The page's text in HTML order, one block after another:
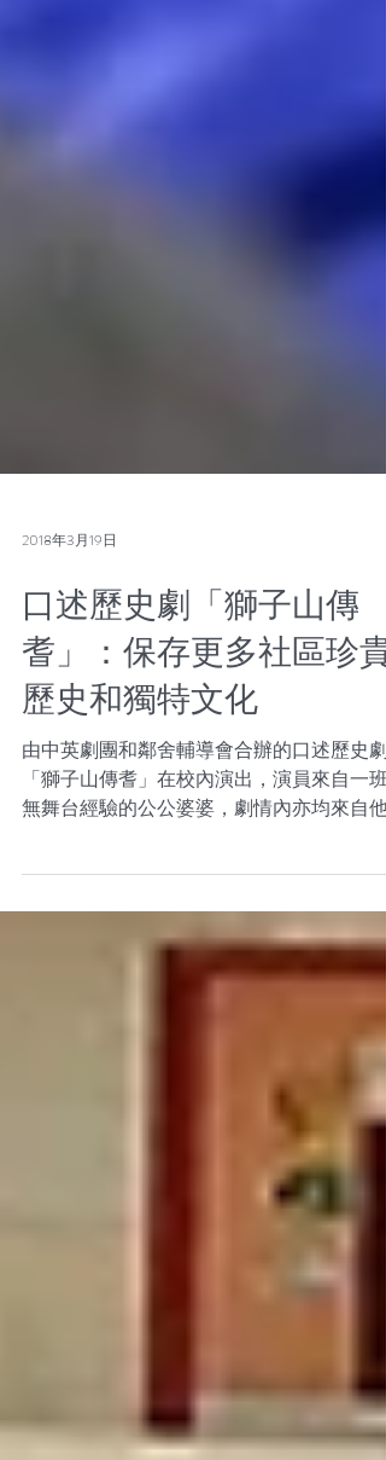
2018年3月19日
口述歷史劇「獅子山傳
耆」：保存更多社區珍貴
歷史和獨特文化
由中英劇團和鄰舍輔導會合辦的口述歷史劇
「獅子山傳耆」在校內演出，演員來自一班
無舞台經驗的公公婆婆，劇情內亦均來自他
的真實生活經驗。通過藝術形式，盼年輕一
了解長者們的成長經過，從而增加兩代之間